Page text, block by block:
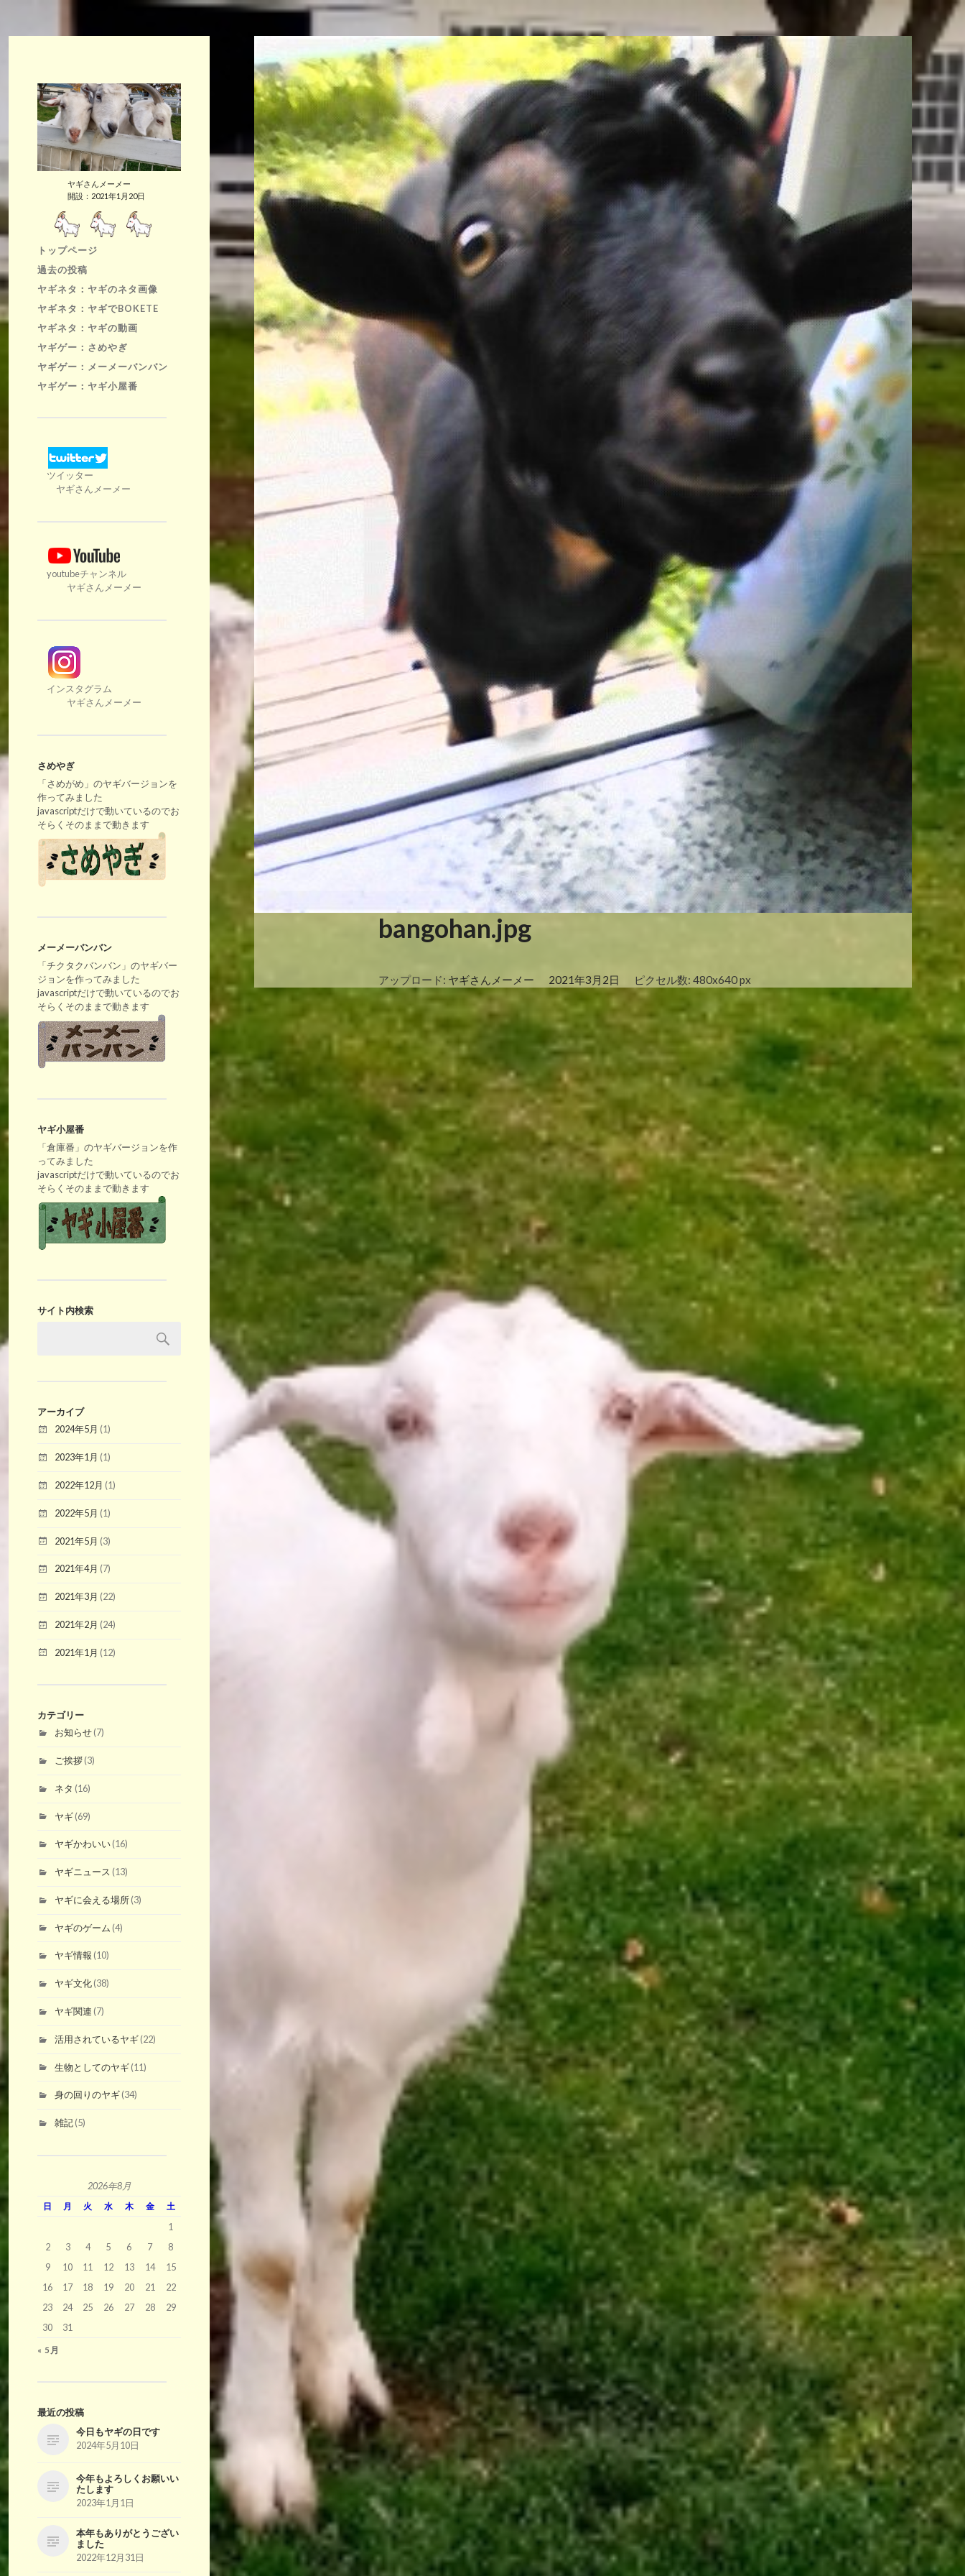
ヤギさんメーメー
開設：2021年1月20日
トップページ
過去の投稿
ヤギネタ：ヤギのネタ画像
ヤギネタ：ヤギでBOKETE
ヤギネタ：ヤギの動画
ヤギゲー：さめやぎ
ヤギゲー：メーメーバンバン
ヤギゲー：ヤギ小屋番
ツイッター
ヤギさんメーメー
youtubeチャンネル
ヤギさんメーメー
インスタグラム
ヤギさんメーメー
さめやぎ
「さめがめ」のヤギバージョンを
作ってみました
javascriptだけで動いているのでお
そらくそのままで動きます
メーメーバンバン
「チクタクバンバン」のヤギバー
ジョンを作ってみました
javascriptだけで動いているのでお
そらくそのままで動きます
ヤギ小屋番
「倉庫番」のヤギバージョンを作
ってみました
javascriptだけで動いているのでお
そらくそのままで動きます
サイト内検索
アーカイブ
2024年5月 (1)
2023年1月 (1)
2022年12月 (1)
2022年5月 (1)
2021年5月 (3)
2021年4月 (7)
2021年3月 (22)
2021年2月 (24)
2021年1月 (12)
カテゴリー
お知らせ(7)
ご挨拶(3)
ネタ (16)
ヤギ(69)
ヤギかわいい(16)
ヤギニュース (13)
ヤギに会える場所(3)
ヤギのゲーム (4)
ヤギ情報 (10)
ヤギ文化(38)
ヤギ関連 (7)
活用されているヤギ(22)
生物としてのヤギ(11)
身の回りのヤギ(34)
雑記(5)
2026年8月
日 月 火 水 木 金 土
1
2
3 4 5 6 7
8
9
10 11 12 13 14
15
16
17 18 19 20 21
22
23
24 25 26 27 28
29
30
31
« 5月
最近の投稿
今日もヤギの日です
2024年5月10日
今年もよろしくお願いい
たします
2023年1月1日
本年もありがとうござい
ました
2022年12月31日
bangohan.jpg
アップロード: ヤギさんメーメー 2021年3月2日 ピクセル数: 480x640 px